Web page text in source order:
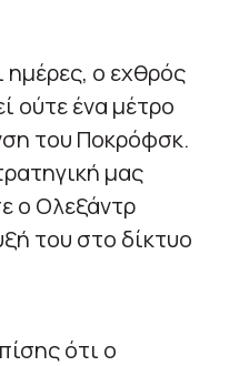
ημέρες, ο εχθρός
ούτε ένα μέτρο
του Ποκρόφσκ.
μας
ο Ολεξάντρ
του στο δίκτυο
ότι ο